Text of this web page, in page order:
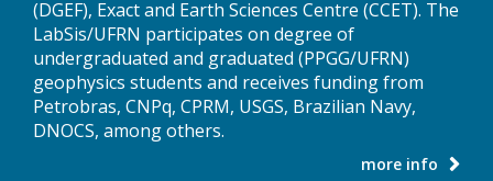
(DGEF), Exact and Earth Sciences Centre (CCET). The
LabSis/UFRN participates on degree of
undergraduated and graduated (PPGG/UFRN)
geophysics students and receives funding from
Petrobras, CNPq, CPRM, USGS, Brazilian Navy,
DNOCS, among others.
more info